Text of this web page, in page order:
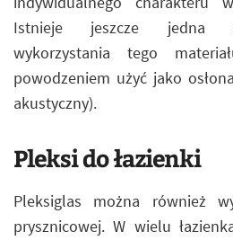
Istnieje jeszcze jedna
wykorzystania tego
powodzeniem użyć jako
akustyczny).
Pleksi do łazienki
Pleksiglas można również
prysznicowej. W wielu